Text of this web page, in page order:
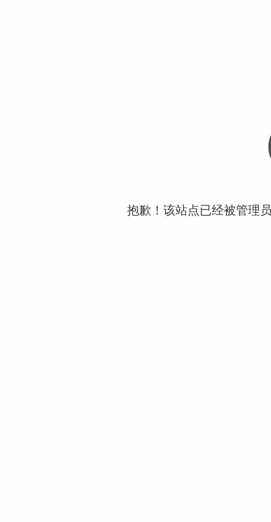
抱歉！该站点已经被管理